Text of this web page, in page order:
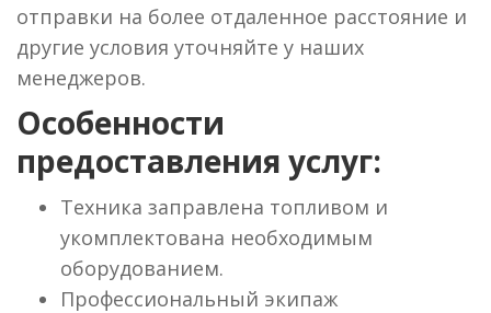
отправки на более отдаленное расстояние и
другие условия уточняйте у наших
менеджеров.
Особенности
предоставления услуг:
Техника заправлена топливом и
укомплектована необходимым
оборудованием.
Профессиональный экипаж